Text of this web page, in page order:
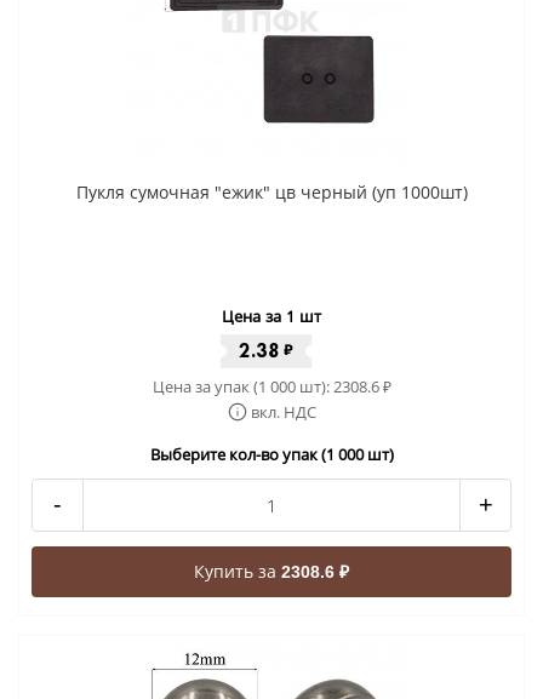
Пукля сумочная "ежик" цв черный (уп 1000шт)
Цена за 1 шт
2.38 ₽
Цена за упак (1 000 шт):2308.6₽
вкл. НДС
Выберите кол-во упак (1 000 шт)
- +
Купить за 2308.6 ₽